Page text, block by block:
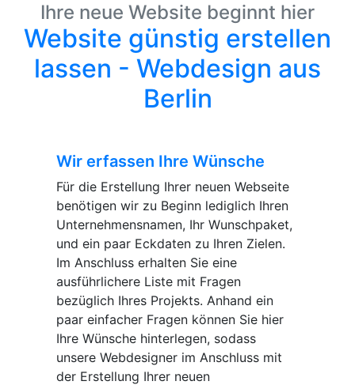
Ihre neue Website beginnt hier
Website günstig erstellen
lassen - Webdesign aus
Berlin
Wir erfassen Ihre Wünsche
Für die Erstellung Ihrer neuen Webseite
benötigen wir zu Beginn lediglich Ihren
Unternehmensnamen, Ihr Wunschpaket,
und ein paar Eckdaten zu Ihren Zielen.
Im Anschluss erhalten Sie eine
ausführlichere Liste mit Fragen
bezüglich Ihres Projekts. Anhand ein
paar einfacher Fragen können Sie hier
Ihre Wünsche hinterlegen, sodass
unsere Webdesigner im Anschluss mit
der Erstellung Ihrer neuen